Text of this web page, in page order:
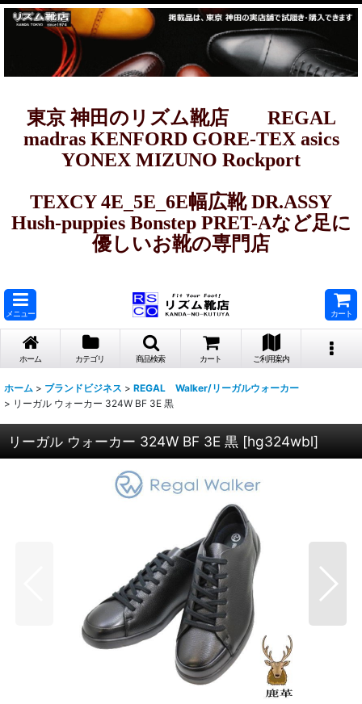
東京 神田のリズム靴店 REGAL
madras KENFORD GORE-TEX asics
YONEX MIZUNO Rockport
TEXCY 4E_5E_6E幅広靴 DR.ASSY
Hush-puppies Bonstep PRET-Aなど足に
優しいお靴の専門店
メニュー カート
ホーム カテゴリ 商品検索 カート ご利用案内
ホーム > ブランドビジネス > REGAL Walker/リーガルウォーカー
> リーガル ウォーカー 324W BF 3E 黒
リーガル ウォーカー 324W BF 3E 黒 [hg324wbl]